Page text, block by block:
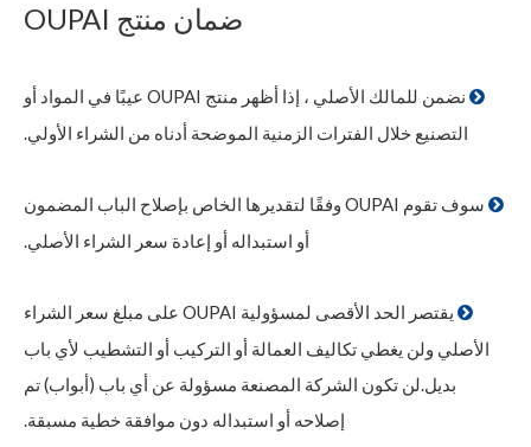
ضمان منتج OUPAI

نضمن للمالك الأصلي ، إذا أظهر منتج OUPAI عيبًا في المواد أو
التصنيع خلال الفترات الزمنية الموضحة أدناه من الشراء الأولي.

سوف تقوم OUPAI وفقًا لتقديرها الخاص بإصلاح الباب المضمون
أو استبداله أو إعادة سعر الشراء الأصلي.

يقتصر الحد الأقصى لمسؤولية OUPAI على مبلغ سعر الشراء
الأصلي ولن يغطي تكاليف العمالة أو التركيب أو التشطيب لأي باب
بديل.لن تكون الشركة المصنعة مسؤولة عن أي باب (أبواب) تم
إصلاحه أو استبداله دون موافقة خطية مسبقة.